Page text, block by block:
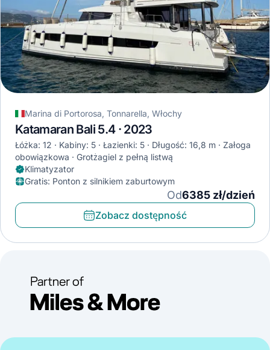
Marina di Portorosa, Tonnarella, Włochy
Katamaran Bali 5.4 · 2023
Łóżka: 12 Kabiny: 5 Łazienki: 5 Długość: 16,8 m
Załoga
obowiązkowa
Grotżagiel z pełną listwą
Klimatyzator
Gratis: Ponton z silnikiem zaburtowym
Od6385 zł/dzień
Zobacz dostępność